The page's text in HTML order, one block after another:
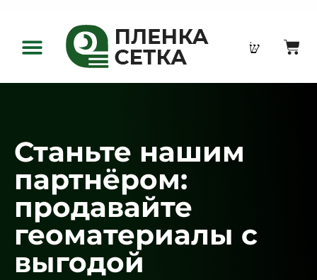
Станьте нашим
партнёром:
продавайте
геоматериалы с
выгодой